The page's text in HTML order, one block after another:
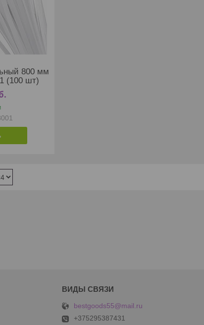
800 мм
(100 шт)
bestgoods55@mail.ru
+375295387431